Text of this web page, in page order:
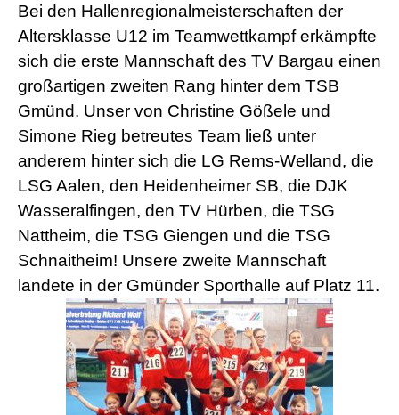
Bei den Hallenregionalmeisterschaften der
Altersklasse U12 im Teamwettkampf erkämpfte
sich die erste Mannschaft des TV Bargau einen
großartigen zweiten Rang hinter dem TSB
Gmünd. Unser von Christine Gößele und
Simone Rieg betreutes Team ließ unter
anderem hinter sich die LG Rems-Welland, die
LSG Aalen, den Heidenheimer SB, die DJK
Wasseralfingen, den TV Hürben, die TSG
Nattheim, die TSG Giengen und die TSG
Schnaitheim! Unsere zweite Mannschaft
landete in der Gmünder Sporthalle auf Platz 11.